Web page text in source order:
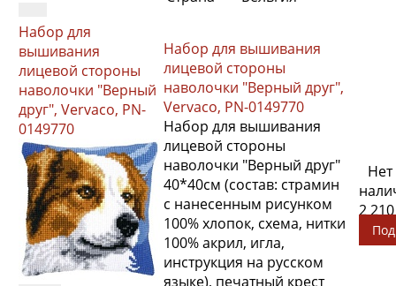
Набор для
вышивания
лицевой стороны
наволочки "Верный
друг", Vervaco, PN-
0149770
Набор для вышивания
лицевой стороны
наволочки "Верный друг",
Vervaco, PN-0149770
Набор для вышивания
лицевой стороны
наволочки "Верный друг"
40*40см (состав: страмин
с нанесенным рисунком
100% хлопок, схема, нитки
100% акрил, игла,
инструкция на русском
языке), печатный крест
Нет
2